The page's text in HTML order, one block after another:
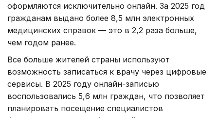
оформляются исключительно онлайн. За 2025 год
гражданам выдано более 8,5 млн электронных
медицинских справок — это в 2,2 раза больше,
чем годом ранее.
Все больше жителей страны используют
возможность записаться к врачу через цифровые
сервисы. В 2025 году онлайн-записью
воспользовались 5,6 млн граждан, что позволяет
планировать посещение специалистов